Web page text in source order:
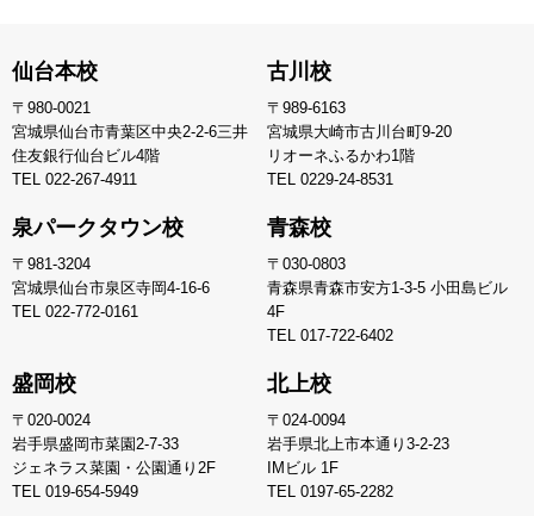
仙台本校
〒980-0021
宮城県仙台市青葉区中央2-2-6三井
住友銀行仙台ビル4階
TEL 022-267-4911
古川校
〒989-6163
宮城県大崎市古川台町9-20
リオーネふるかわ1階
TEL 0229-24-8531
泉パークタウン校
〒981-3204
宮城県仙台市泉区寺岡4-16-6
TEL 022-772-0161
青森校
〒030-0803
青森県青森市安方1-3-5 小田島ビル
4F
TEL 017-722-6402
盛岡校
〒020-0024
岩手県盛岡市菜園2-7-33
ジェネラス菜園・公園通り2F
TEL 019-654-5949
北上校
〒024-0094
岩手県北上市本通り3-2-23
IMビル 1F
TEL 0197-65-2282